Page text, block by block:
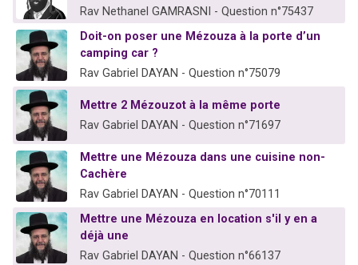
Rav Nethanel GAMRASNI - Question n°75437
Doit-on poser une Mézouza à la porte d’un
camping car ?
Rav Gabriel DAYAN - Question n°75079
Mettre 2 Mézouzot à la même porte
Rav Gabriel DAYAN - Question n°71697
Mettre une Mézouza dans une cuisine non-
Cachère
Rav Gabriel DAYAN - Question n°70111
Mettre une Mézouza en location s'il y en a
déjà une
Rav Gabriel DAYAN - Question n°66137